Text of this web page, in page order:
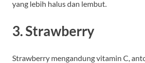
yang lebih halus dan lembut.
3.Strawberry
Strawberry mengandung vitamin C,